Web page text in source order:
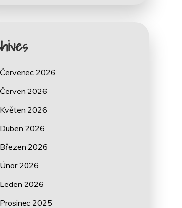
Červenec 2026
Červen 2026
Květen 2026
Duben 2026
Březen 2026
Únor 2026
Leden 2026
Prosinec 2025